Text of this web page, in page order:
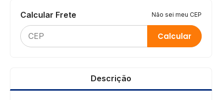
Calcular Frete Não sei meu CEP
Calcular
Descrição